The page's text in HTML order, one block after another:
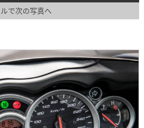
で次の写真へ